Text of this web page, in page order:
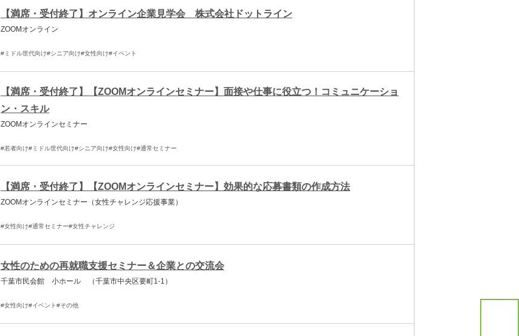
【満席・受付終了】オンライン企業見学会 株式会社ドットライン
ZOOMオンライン
#ミドル世代向け#シニア向け#女性向け#イベント
【満席・受付終了】【ZOOMオンラインセミナー】面接や仕事に役立つ！コミュニケーショ
ン・スキル
ZOOMオンラインセミナー
#若者向け#ミドル世代向け#シニア向け#女性向け#通常セミナー
【満席・受付終了】【ZOOMオンラインセミナー】効果的な応募書類の作成方法
ZOOMオンラインセミナー（女性チャレンジ応援事業）
#女性向け#通常セミナー#女性チャレンジ
女性のための再就職支援セミナー＆企業との交流会
千葉市民会館 小ホール （千葉市中央区要町1-1）
#女性向け#イベント#その他